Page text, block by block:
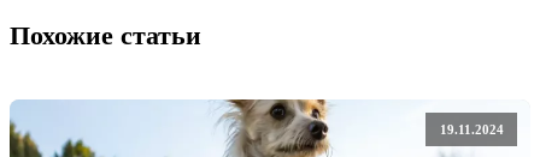
Похожие статьи
19.11.2024